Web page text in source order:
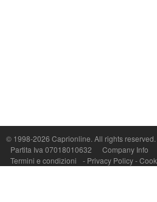
© 1998-2026 Caprionline. All rights reserved.
Partita Iva 07018010632
Company Info
Termini e condizioni
- Privacy Policy-
P.Iva, C.F. e n.Reg.Imprese Napoli: